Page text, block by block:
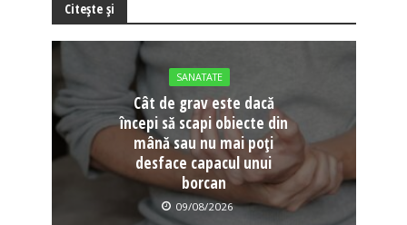
Citește și
SANATATE
Cât de grav este dacă
începi să scapi obiecte din
mână sau nu mai poți
desface capacul unui
borcan
09/08/2026